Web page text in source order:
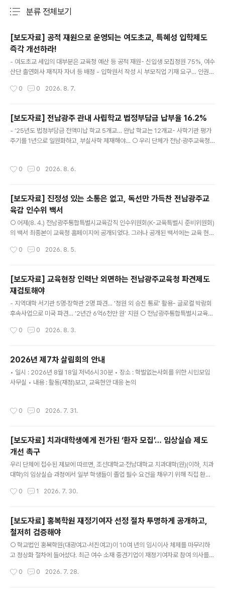
분류 전체보기
[보도자료] 공적 재원으로 운영되는 여도초교, 특혜성 입학제도
즉각 개선하라!
- 여도초교 세입의 대부분은 교육청 예산 등 공적 재원- 신입생 모집정원 75%, 여수
산단 출연회사 재직자 자녀 등 배정 - 입학원서 작성 시 부모직업 기재 요구… 인권침
의 한 사립초등학교가 특정 기업 재직자 자녀에게 입학 기회를 제공하는 등 불공정한
(이하, 여수산단) 내 9개 기업의 출연으로 설립된 학교법인 여도학원 소속 사립학교
다. 그러나 이 학교의 2025학년도 학교회계 결산서를 살펴보면, 전체 세입액 69억
1,012여만 원 중 교육청 지원금 등 공적 재원이 무려 88.36%를 차지하는 반면, 학
교법인의 이전수입은 5.07%에 불과하다. - ..
0 0 2026. 8. 7.
[보도자료] 전남광주 관내 사립학교 법정부담금 납부율 16.2%
- ‘25년도 법정부담금 전액미납 학교 5개교… 완납 학교는 12개교- 사학기관 평가
주기를 1년으로 일원화하고, 부실사학 제재해야… ○ 우리 단체가 전남·광주교육청
각한 것으로 드러났다. - 법정부담금은 사학법인이 법적으로 부담해야 하는 교직원
년 교육청의 재정결함보조금, 즉 시민의 혈세로 메워지고 있는 실정이다. - 아래 표>
와 같이, 전남광주 관내 사립학교 157개교의 2025년도..
0 0 2026. 8. 6.
[보도자료] 진정성 있는 소통은 없고, 독선만 가득찬 전남광주교
육감 인수위 백서
○ 어제(8. 4.) 전남광주통합특별시교육감직 인수위원회(K-교육특별시 준비위원회)
의 백서 최종본이 교육청 홈페이지에 공개되었다. 그러나 공개된 백서에는 교육 현장
이지 : https://www.jngjedu.kr/news/articleView.html?idxno=119232 -
지에 대한 설명을 단 한 줄도 담지 않았다. 선거 과정에서 시민사회와의 협치를 공언
하고, 당선 이후 인수위 내 ‘시민소통위원회’까지 요란하게 꾸렸지만, 결과적으로 시
민을 대하는 태도는 ‘불통’과 ‘독선’ 그 자체였다. ○ 인수위는 거대해진 특별시교육감
의 권한을 견제하고 교..
0 0 2026. 8. 5.
[보도자료] 교육현장 인력난 외면하는 전남광주교육청 파견제도
재검토해야
- 지역대학 서기관 5명·장학관 2명 파견… '정원 외 승진 통로' 활용- 글로컬 박람회
후속사업으로 미국 파견… ‘2년간 6억6천만 원’ 지원 ○ 전남광주통합특별시교육청
실상 승진 통로로 활용되고 있다는 지적이 공직사회 안팎에서 제기되고 있다. ○ 전
의 운영 실태를 살펴보면, 정원 규정을 우회해 정원 외(外) 4급(서기관) 직위를 상시
적으로 확보·관리하는 수단으로 활용돼 왔다는 정황이 뚜렷하다. 전남청사광주청사
대학명직위(인원)대학명직위(인원)운영비목포대서기..
0 0 2026. 8. 3.
2026년 제7차 살림회의 안내
• 일시 : 2026년 8월 18일 저녁6시30분 • 장소 : 학벌없는사회를 위한 시민모임
사무실 • 내용 : 활동(재정)보고, 교육현안 대응 논의
0 0 2026. 7. 31.
[보도자료] 치과대학생에게 전가된 ‘환자 모집’… 임상실습 제도
개선 촉구
우리 단체에 접수된 제보에 따르면, 조선대학교·전남대학교 치과대학(원)(이하, 치과
대학)의 임상실습 과정에서 일부 학생들이 졸업 필수 요건을 채우기 위해 직접 환자
치료, 사랑니 발치 등 일정 수준의 임상실습(교육과정 이수)을 해야 한다. 그러나 대
지역 온라인 커뮤니티를 통해 직접 환자를 구하는 행태가 반복되고 있다.별첨1 참고
>사례 1: 전남대 치과대학생의 '무료 치과검진, 사랑니 발치 관련 환자 모집‘ 글이 수
시로 게시됨.사례 2: 조선대 치과대학생이 ‘(무료 구강검진 및 진료 시) 왕복 차량 운
행까지 해드리겠다'는 등 편의를 제공하는 글이..
0 1 2026. 7. 30.
[보도자료] 홍복학원 재정기여자 선정 절차 투명하게 공개하고,
철저히 검증해야
○ 학교법인 홍복학원(대광여고·서진여고)이 10여 년의 임시이사 체제를 마무리하
고 정상화 절차에 들어섰다. 최근 여수 소재 중견기업이 재정기여자로 참여 의사를
그러나 우리단체에 공개한 정상화 추진계획서는 재정기여 의향자 관련 정보가 모두
0 0 2026. 7. 28.